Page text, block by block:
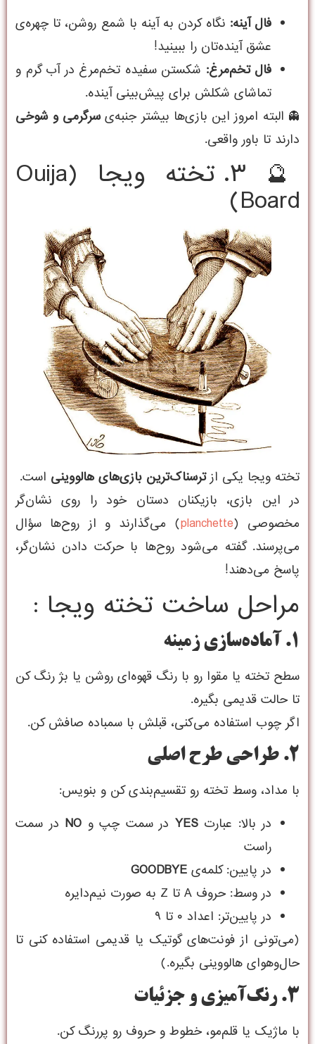
فال آینه: نگاه کردن به آینه با شمع روشن، تا چهره‌ی
عشق آینده‌تان را ببینید!
فال تخم‌مرغ: شکستن سفیده تخم‌مرغ در آب گرم و
تماشای شکلش برای پیش‌بینی آینده.
👻 البته امروز این بازی‌ها بیشتر جنبه‌یسرگرمی و شوخی
دارند تا باور واقعی.
🔮 ۳. تخته ویجا (Ouija
Board)
تخته ویجا یکی ازترسناک‌ترین بازی‌های هالووینی است.
در این بازی، بازیکنان دستان خود را روی نشان‌گر
مخصوصی (planchette) می‌گذارند و از روح‌ها سؤال
می‌پرسند. گفته می‌شود روح‌ها با حرکت دادن نشان‌گر،
پاسخ می‌دهند!
مراحل ساخت تخته ویجا :
۱. آماده‌سازی زمینه
سطح تخته یا مقوا رو با رنگ قهوه‌ای روشن یا بژ رنگ کن
تا حالت قدیمی بگیره.
اگر چوب استفاده می‌کنی، قبلش با سمباده صافش کن.
۲. طراحی طرح اصلی
با مداد، وسط تخته رو تقسیم‌بندی کن و بنویس:
در بالا: عبارتYES در سمت چپ و NO در سمت
راست
در پایین: کلمه‌ی GOODBYE
در وسط: حروف A تا Z به صورت نیم‌دایره
در پایین‌تر: اعداد ۰ تا ۹
(می‌تونی از فونت‌های گوتیک یا قدیمی استفاده کنی تا
حال‌و‌هوای هالووینی بگیره.)
۳. رنگ‌آمیزی و جزئیات
با ماژیک یا قلم‌مو، خطوط و حروف رو پررنگ کن.